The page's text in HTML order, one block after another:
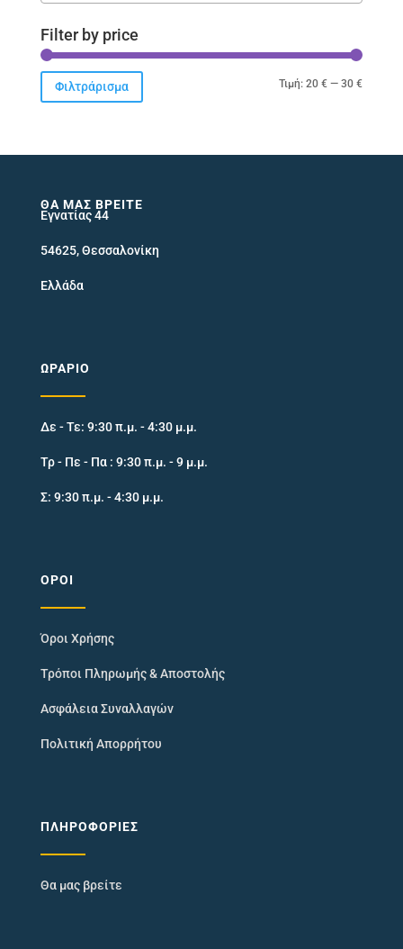
Filter by price
Φιλτράρισμα Τιμή:20 € —30 €
ΘΑ ΜΑΣ ΒΡΕΊΤΕ
Εγνατίας 44
54625, Θεσσαλονίκη
Ελλάδα
ΩΡΆΡΙΟ
Δε - Τε: 9:30 π.μ. - 4:30 μ.μ.
Τρ - Πε - Πα : 9:30 π.μ. - 9 μ.μ.
Σ: 9:30 π.μ. - 4:30 μ.μ.
ΌΡΟΙ
Όροι Χρήσης
Τρόποι Πληρωμής & Αποστολής
Ασφάλεια Συναλλαγών
Πολιτική Απορρήτου
ΠΛΗΡΟΦΟΡΊΕΣ
Θα μας βρείτε